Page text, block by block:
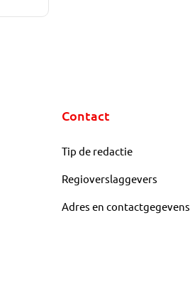
Contact
Tip de redactie
Regioverslaggevers
Adres en contactgegevens